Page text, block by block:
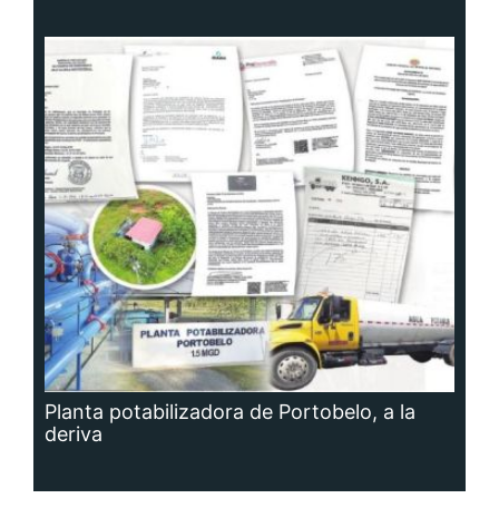
Planta potabilizadora de Portobelo, a la
deriva